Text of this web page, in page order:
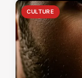
CULTURE